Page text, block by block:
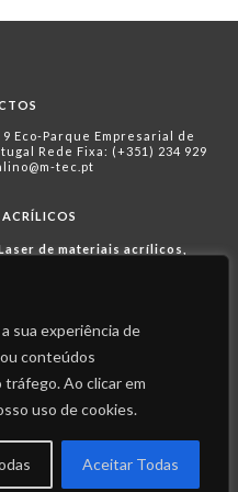
sua experiência de
conteúdos
tráfego. Ao clicar em
uso de cookies.
Aceitar Todas
Eco-Parque Empresarial de
Rede Fixa: (+351) 234 929
tec.pt
de materiais acrílicos,